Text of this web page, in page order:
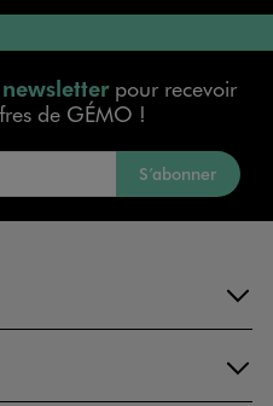
pour recevoir
de GÉMO !
S’abonner